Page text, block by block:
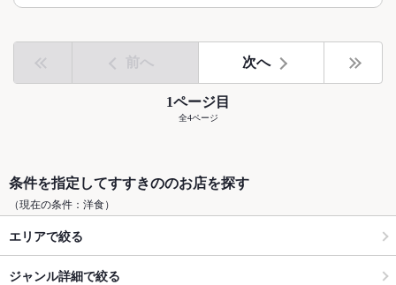
前へ 次へ
1ページ目
全4ページ
条件を指定してすすきののお店を探す
（現在の条件：洋食）
エリアで絞る
ジャンル詳細で絞る